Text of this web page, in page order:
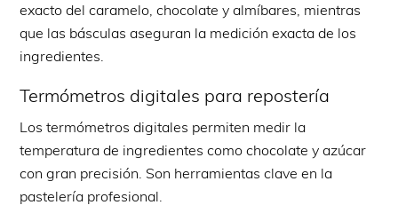
exacto del caramelo, chocolate y almíbares, mientras
que las básculas aseguran la medición exacta de los
ingredientes.
Termómetros digitales para repostería
Los termómetros digitales permiten medir la
temperatura de ingredientes como chocolate y azúcar
con gran precisión. Son herramientas clave en la
pastelería profesional.